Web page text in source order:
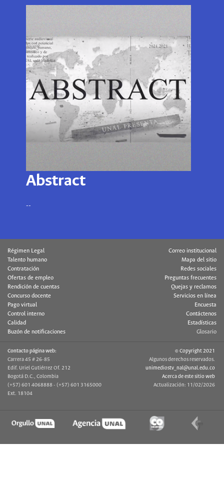
Abstract
--
Régimen Legal
Talento humano
Contratación
Ofertas de empleo
Rendición de cuentas
Concurso docente
Pago virtual
Control interno
Calidad
Buzón de notificaciones
Correo institucional
Mapa del sitio
Redes sociales
Preguntas frecuentes
Quejas y reclamos
Servicios en línea
Encuesta
Contáctenos
Estadísticas
Glosario
Contacto página web:
Carrera 45 # 26-85
Edif. Uriel Gutiérrez Of. 212
Bogotá D.C., Colombia
(+57) 601 4068888 - (+57) 601 3165000
Ext. 18104
© Copyright 2021
Algunos derechos reservados.
unimediostv_nal@unal.edu.co
Acerca de este sitio web
Actualización: 11/02/2026